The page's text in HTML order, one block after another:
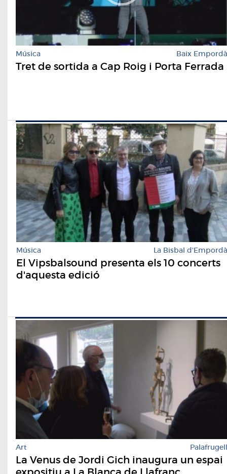
Música Baix Empordà
Tret de sortida a Cap Roig i Porta Ferrada
Música La Bisbal d'Empordà
El Vipsbalsound presenta els 10 concerts
d'aquesta edició
Art Palafrugell
La Venus de Jordi Gich inaugura un espai